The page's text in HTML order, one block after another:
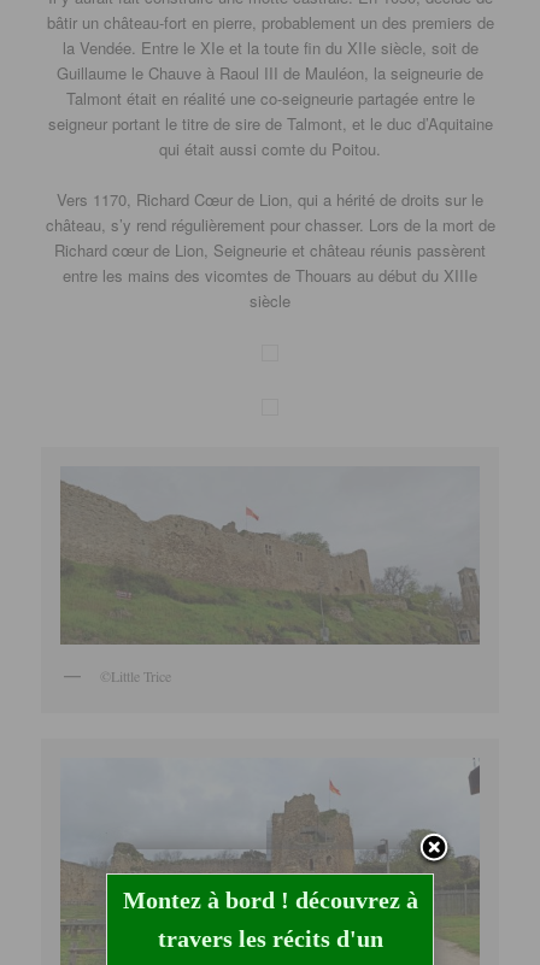
bâtir un château-fort en pierre, probablement un des premiers de
la Vendée. Entre le XIe et la toute fin du XIIe siècle, soit de
Guillaume le Chauve à Raoul III de Mauléon, la seigneurie de
Talmont était en réalité une co-seigneurie partagée entre le
seigneur portant le titre de sire de Talmont, et le duc d’Aquitaine
qui était aussi comte du Poitou.
Vers 1170, Richard Cœur de Lion, qui a hérité de droits sur le
château, s’y rend régulièrement pour chasser. Lors de la mort de
Richard cœur de Lion, Seigneurie et château réunis passèrent
entre les mains des vicomtes de Thouars au début du XIIIe
siècle
©Little Trice
Montez à bord ! découvrez à
travers les récits d'un